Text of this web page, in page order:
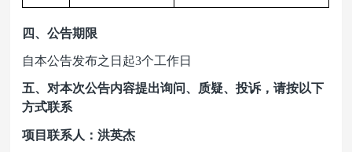
四、公告期限
自本公告发布之日起3个工作日
五、对本次公告内容提出询问、质疑、投诉，请按以下
方式联系
项目联系人：洪英杰